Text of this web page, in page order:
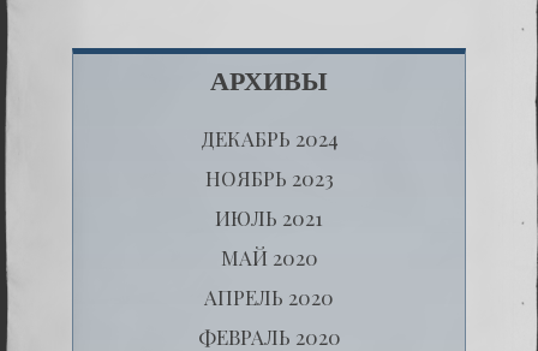
АРХИВЫ
ДЕКАБРЬ 2024
НОЯБРЬ 2023
ИЮЛЬ 2021
МАЙ 2020
АПРЕЛЬ 2020
ФЕВРАЛЬ 2020